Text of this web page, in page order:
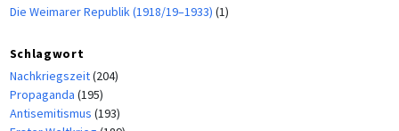
Die Weimarer Republik (1918/19–1933) (1)
Schlagwort
Nachkriegszeit(204)
Propaganda (195)
Antisemitismus (193)